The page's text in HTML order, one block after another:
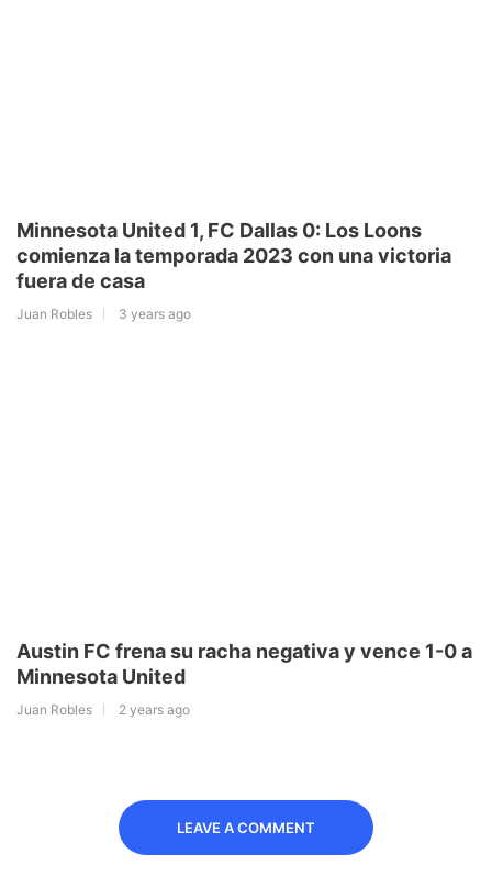
Minnesota United 1, FC Dallas 0: Los Loons
comienza la temporada 2023 con una victoria
fuera de casa
Juan Robles 3 years ago
Austin FC frena su racha negativa y vence 1-0 a
Minnesota United
Juan Robles 2 years ago
LEAVE A COMMENT